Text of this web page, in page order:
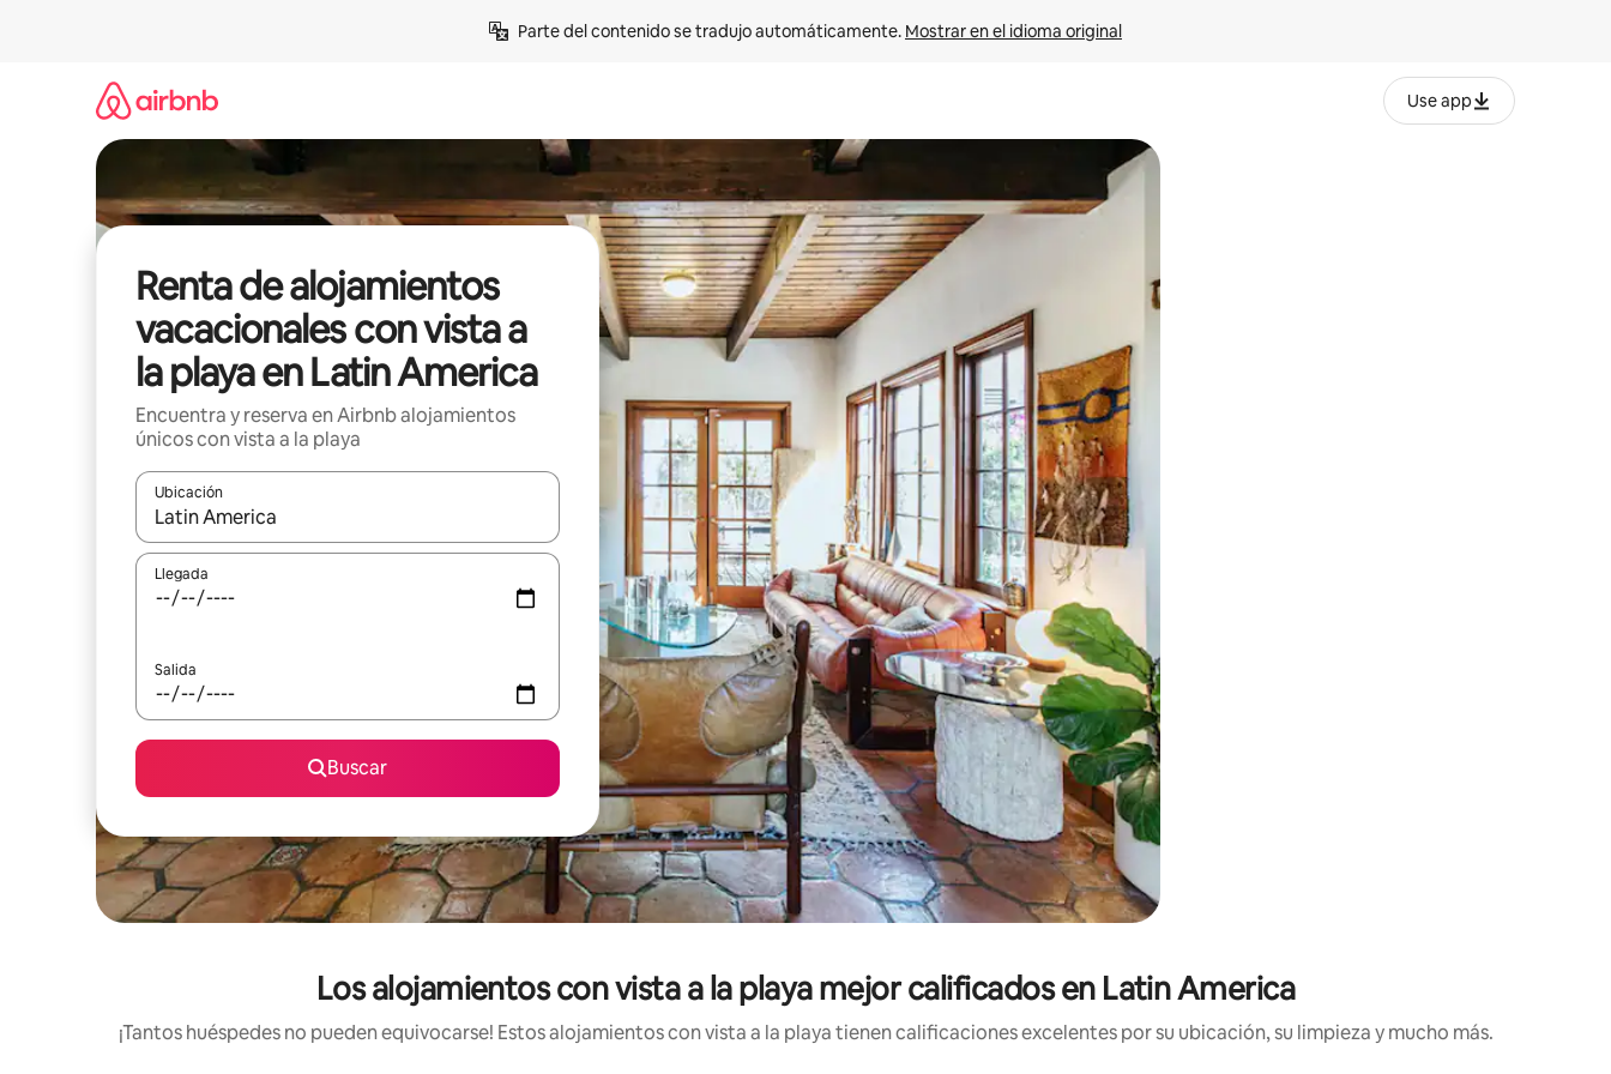
Parte del contenido se tradujo automáticamente. Mostrar en el idioma original
Use app
Renta de alojamientos
vacacionales con vista a
la playa en Latin America
Encuentra y reserva en Airbnb alojamientos
únicos con vista a la playa
Ubicación
Cuando los resultados estén disponibles, podrás navegar usando las teclas de las flechas hacia arriba y hacia abajo, o bien tocando y deslizando la pantalla.
Llegada
Salida
Buscar
Los alojamientos con vista a la playa mejor calificados en Latin America
¡Tantos huéspedes no pueden equivocarse! Estos alojamientos con vista a la playa tienen calificaciones excelentes por su ubicación, su limpieza y mucho más.